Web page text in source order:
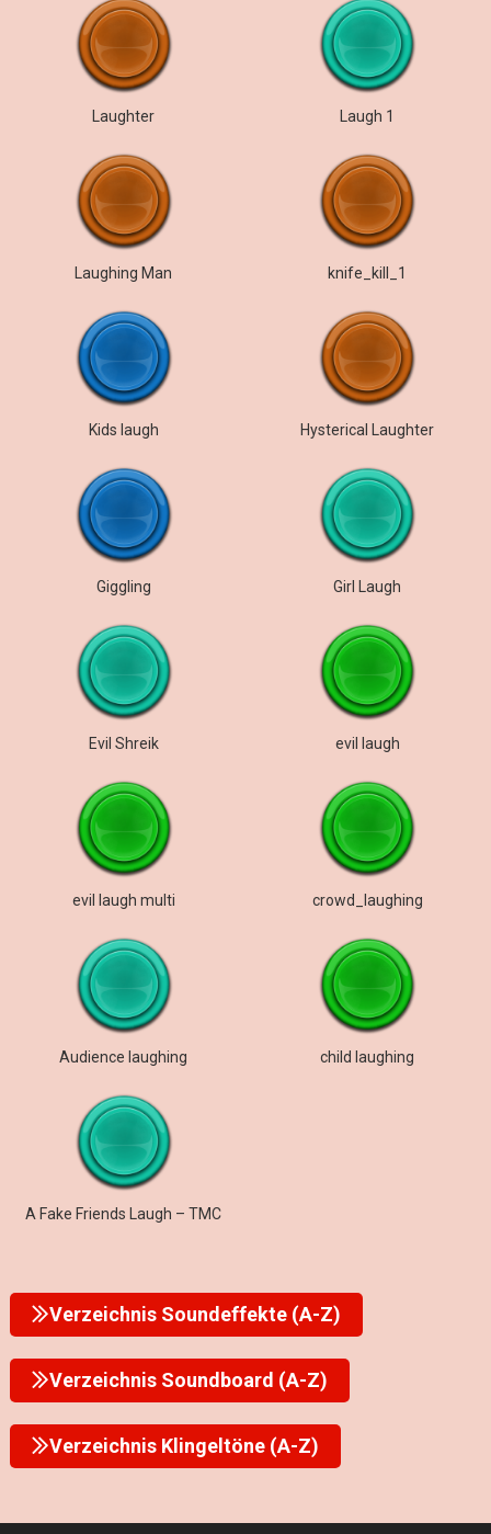
Laughter Laugh 1
Laughing Man knife_kill_1
Kids laugh Hysterical Laughter
Giggling Girl Laugh
Evil Shreik evil laugh
evil laugh multi crowd_laughing
Audience laughing child laughing
A Fake Friends Laugh – TMC
Verzeichnis Soundeffekte (A-Z)
Verzeichnis Soundboard (A-Z)
Verzeichnis Klingeltöne (A-Z)